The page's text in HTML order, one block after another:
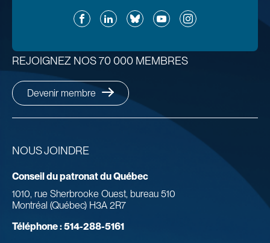
FacebookLinkedInBlueskyYouTubeInstagram
NOUS JOINDRE
Conseil du patronat du Québec
1010, rue Sherbrooke Ouest, bureau 510
Montréal (Québec) H3A 2R7
Téléphone :514-288-5161
REJOIGNEZ NOS 70 000 MEMBRES
Devenir membre